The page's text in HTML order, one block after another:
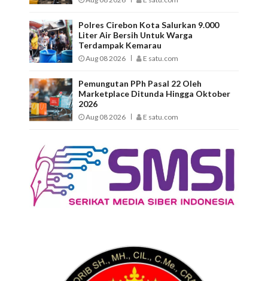
Polres Cirebon Kota Salurkan 9.000
Liter Air Bersih Untuk Warga
Terdampak Kemarau
Aug 08 2026 E satu.com
Pemungutan PPh Pasal 22 Oleh
Marketplace Ditunda Hingga Oktober
2026
Aug 08 2026 E satu.com